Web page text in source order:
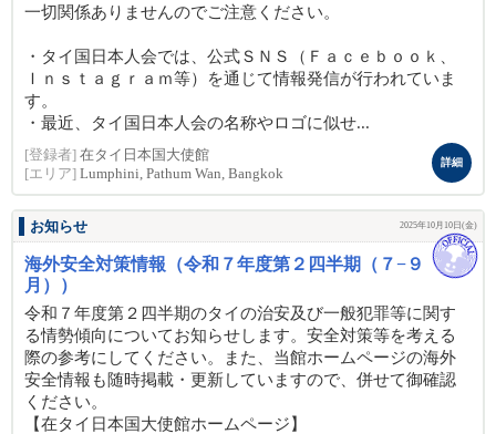
一切関係ありませんのでご注意ください。
・タイ国日本人会では、公式ＳＮＳ（Ｆａｃｅｂｏｏｋ、
Ｉｎｓｔａｇｒａｍ等）を通じて情報発信が行われていま
す。
・最近、タイ国日本人会の名称やロゴに似せ...
[登録者] 在タイ日本国大使館
[エリア] Lumphini, Pathum Wan, Bangkok
詳細
お知らせ 2025年10月10日(金)
海外安全対策情報（令和７年度第２四半期（７−９
月））
令和７年度第２四半期のタイの治安及び一般犯罪等に関す
る情勢傾向についてお知らせします。安全対策等を考える
際の参考にしてください。また、当館ホームページの海外
安全情報も随時掲載・更新していますので、併せて御確認
ください。
【在タイ日本国大使館ホームページ】